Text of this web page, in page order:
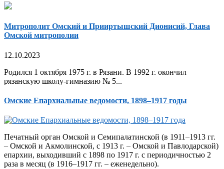
Митрополит Омский и Прииртышский Дионисий, Глава
Омской митрополии
12.10.2023
Родился 1 октября 1975 г. в Рязани. В 1992 г. окончил
рязанскую школу-гимназию № 5...
Омские Епархиальные ведомости, 1898–1917 годы
Печатный орган Омской и Семипалатинской (в 1911–1913 гг.
– Омской и Акмолинской, с 1913 г. – Омской и Павлодарской)
епархии, выходивший с 1898 по 1917 г. с периодичностью 2
раза в месяц (в 1916–1917 гг. – еженедельно).